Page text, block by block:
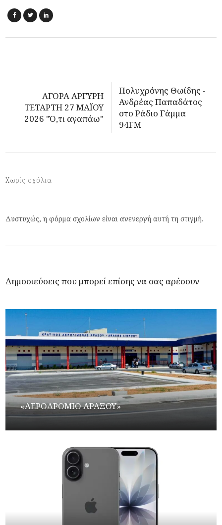
ΑΓΟΡΑ ΑΡΓΥΡΗ
ΤΕΤΑΡΤΗ 27 ΜΑΪΟΥ
2026 "Ό,τι αγαπάω"
Πολυχρόνης Θωίδης -
Ανδρέας Παπαδάτος
στο Ράδιο Γάμμα
94FM
Χωρίς σχόλια
Δυστυχώς, η φόρμα σχολίων είναι ανενεργή αυτή τη στιγμή.
Δημοσιεύσεις που μπορεί επίσης να σας αρέσουν
«ΑΕΡΟΔΡΟΜΙΟ ΑΡΑΞΟΥ»